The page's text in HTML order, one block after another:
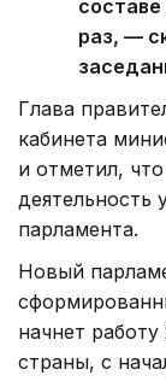
раз, —
Глава
кабинета
и отметил,
деятельность
парламента.
Новый
начнет
страны, с